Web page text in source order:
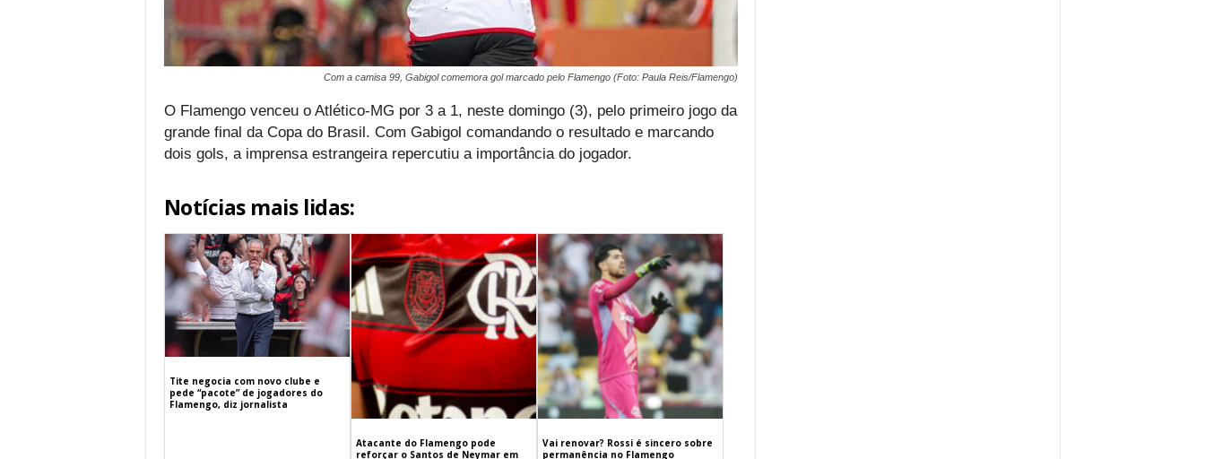
Com a camisa 99, Gabigol comemora gol marcado pelo Flamengo (Foto: Paula Reis/Flamengo)
O Flamengo venceu o Atlético-MG por 3 a 1, neste domingo (3), pelo primeiro jogo da
grande final da Copa do Brasil. Com Gabigol comandando o resultado e marcando
dois gols, a imprensa estrangeira repercutiu a importância do jogador.
Notícias mais lidas:
Tite negocia com novo clube e
pede “pacote” de jogadores do
Flamengo, diz jornalista
Atacante do Flamengo pode
reforçar o Santos de Neymar em
Vai renovar? Rossi é sincero sobre
permanência no Flamengo